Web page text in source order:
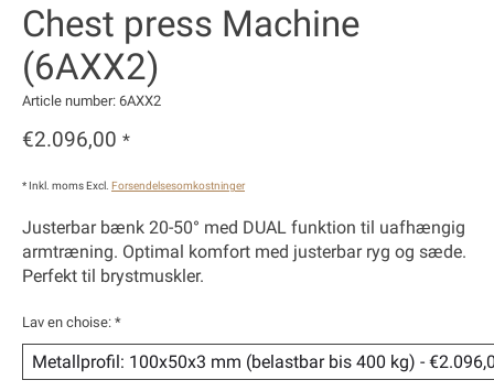
Chest press Machine
(6AXX2)
Article number: 6AXX2
€2.096,00 *
* Inkl. moms Excl. Forsendelsesomkostninger
Justerbar bænk 20-50° med DUAL funktion til uafhængig
armtræning. Optimal komfort med justerbar ryg og sæde.
Perfekt til brystmuskler.
Lav en choise: *